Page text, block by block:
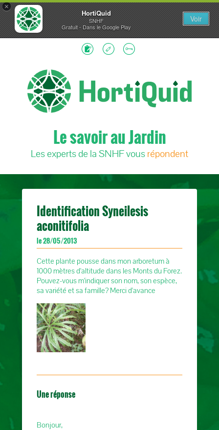
×
HortiQuid
SNHF
Gratuit - Dans le Google Play
Voir
Le savoir au Jardin
Les experts de la SNHF vousrépondent
Identification Syneilesis
aconitifolia
le 28/05/2013
Cette plante pousse dans mon arboretum à
1000 mètres d'altitude dans les Monts du Forez.
Pouvez-vous m'indiquer son nom, son espèce,
sa variété et sa famille? Merci d'avance
Une réponse
Bonjour,